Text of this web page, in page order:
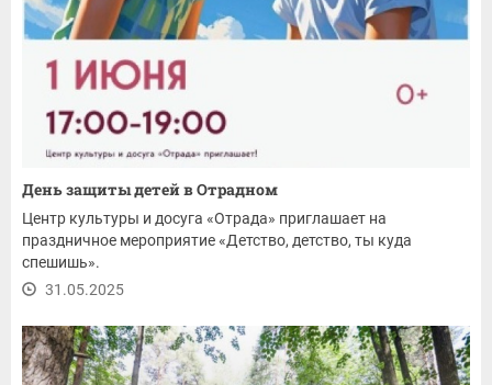
День защиты детей в Отрадном
Центр культуры и досуга «Отрада» приглашает на
праздничное мероприятие «Детство, детство, ты куда
спешишь».
31.05.2025